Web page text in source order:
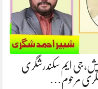
جی ایم سکندرشگری
مرحوم…